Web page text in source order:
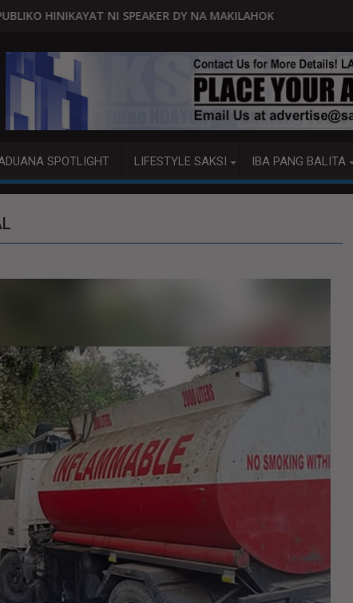
DY NA MAKILAHOK SA PAGBUO NG MGA BATAS
MALACAÑANG PINAAARAL NA SA
SPOTLIGHT LIFESTYLE SAKSI IBA PANG BALITA